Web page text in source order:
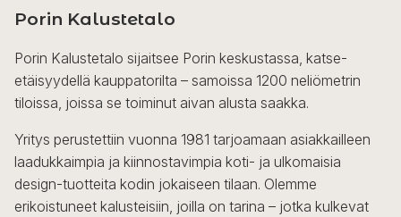
muunnelma.
tehdä
valinnat
tuotteen
sivulla.
Porin Kalustetalo
Porin Kalustetalo sijaitsee Porin keskustassa, katse-
etäisyydellä kauppatorilta – samoissa 1200 neliömetrin
tiloissa, joissa se toiminut aivan alusta saakka.
Yritys perustettiin vuonna 1981 tarjoamaan asiakkailleen
laadukkaimpia ja kiinnostavimpia koti- ja ulkomaisia
design-tuotteita kodin jokaiseen tilaan. Olemme
erikoistuneet kalusteisiin, joilla on tarina – jotka kulkevat